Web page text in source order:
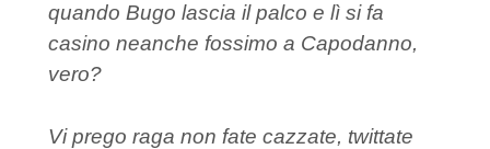
quando Bugo lascia il palco e lì si fa
casino neanche fossimo a Capodanno,
vero?
Vi prego raga non fate cazzate, twittate